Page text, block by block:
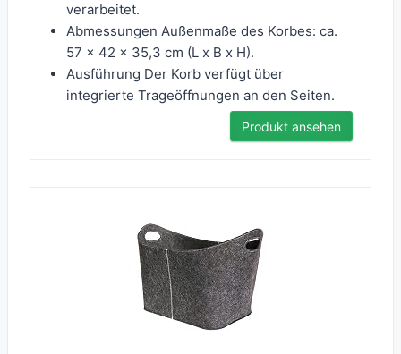
verarbeitet.
Abmessungen Außenmaße des Korbes: ca.
57 x 42 x 35,3 cm (L x B x H).
Ausführung Der Korb verfügt über
integrierte Trageöffnungen an den Seiten.
Produkt ansehen